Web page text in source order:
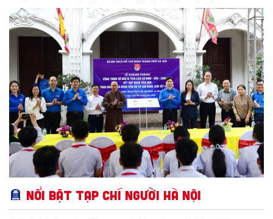
động cụ thể và đạt được nhiều kết quả nổi bật.
Nổi bật Tạp chí Người Hà Nội